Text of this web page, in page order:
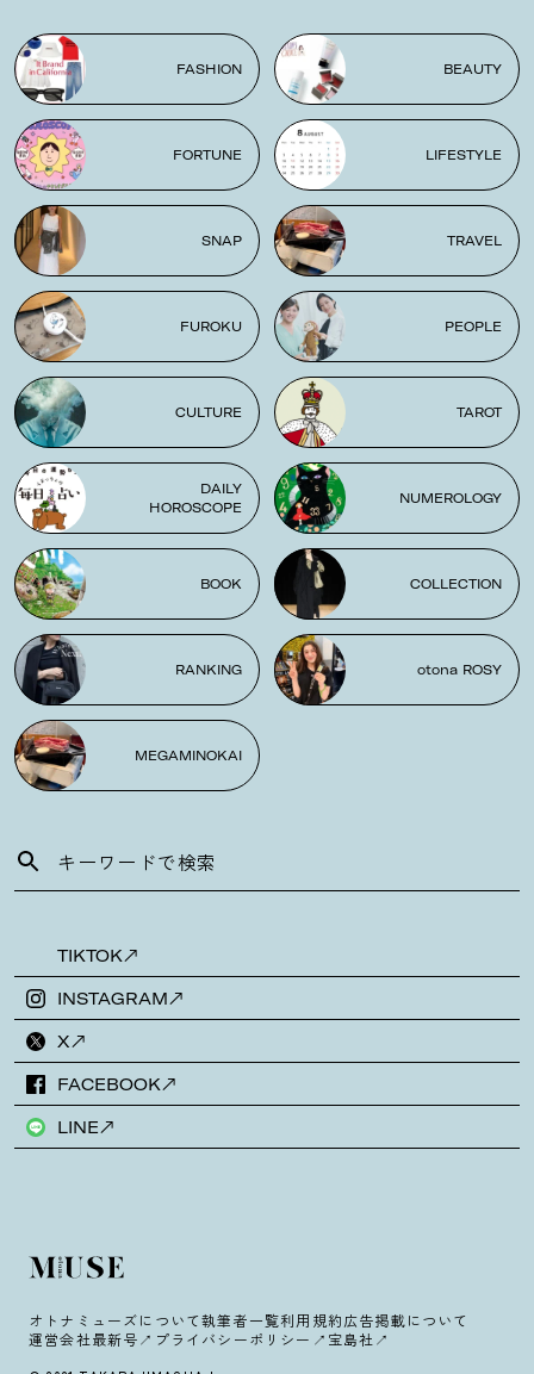
FASHION BEAUTY
FORTUNE LIFESTYLE
SNAP TRAVEL
FUROKU PEOPLE
CULTURE TAROT
DAILY
HOROSCOPE
NUMEROLOGY
BOOK COLLECTION
RANKING otona ROSY
MEGAMINOKAI
TIKTOK
INSTAGRAM
X
FACEBOOK
LINE
オトナミューズについて執筆者一覧利用規約広告掲載について
運営会社最新号 プライバシーポリシー 宝島社